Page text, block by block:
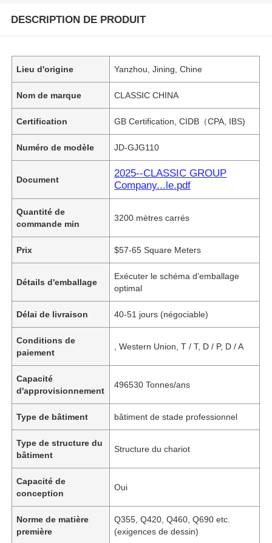
DESCRIPTION DE PRODUIT
Lieu d'origine Yanzhou, Jining, Chine
Nom de marque CLASSIC CHINA
Certification GB Certification, CIDB（CPA, IBS)
Numéro de modèle JD-GJG110
Document
2025--CLASSIC GROUP
Company...le.pdf
Quantité de
commande min
3200 mètres carrés
Prix $57-65 Square Meters
Détails d'emballage
Exécuter le schéma d'emballage
optimal
Délai de livraison 40-51 jours (négociable)
Conditions de
paiement
, Western Union, T / T, D / P, D / A
Capacité
d'approvisionnement
496530 Tonnes/ans
Type de bâtiment bâtiment de stade professionnel
Type de structure du
bâtiment
Structure du chariot
Capacité de
conception
Oui
Norme de matière
première
Q355, Q420, Q460, Q690 etc.
(exigences de dessin)